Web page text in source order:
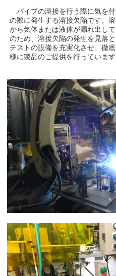
パイプの溶接を行う際に気を
の際に発生する溶接欠陥です。
から気体または液体が漏れ出し
のため、溶接欠陥の発生を見落
テストの設備を充実化させ、徹
様に製品のご提供を行っています